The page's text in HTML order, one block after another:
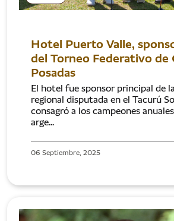
Hotel Puerto Valle,
del Torneo Federativo de
Posadas
El hotel fue sponsor principal de
regional disputada en el Tacurú
consagró a los campeones
arge...
06 Septiembre, 2025